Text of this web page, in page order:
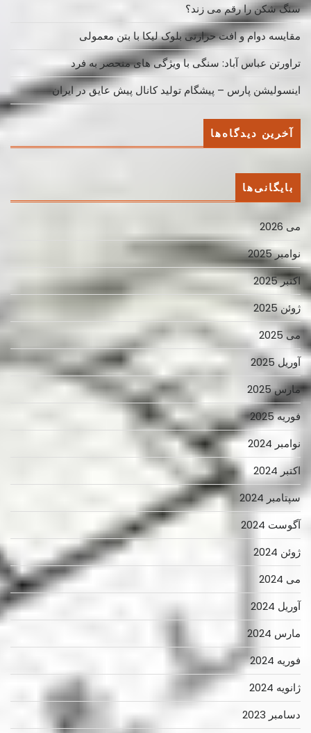
سنگ شکن را رقم می زند؟
مقایسه دوام و افت حرارتی بلوک لیکا با بتن معمولی
تراورتن عباس آباد: سنگی با ویژگی های منحصر به فرد
اینسولیشن پارس – پیشگام تولید کانال پیش عایق در ایران
آخرین دیدگاه‌ها
بایگانی‌ها
می 2026
نوامبر 2025
اکتبر 2025
ژوئن 2025
می 2025
آوریل 2025
مارس 2025
فوریه 2025
نوامبر 2024
اکتبر 2024
سپتامبر 2024
آگوست 2024
ژوئن 2024
می 2024
آوریل 2024
مارس 2024
فوریه 2024
ژانویه 2024
دسامبر 2023